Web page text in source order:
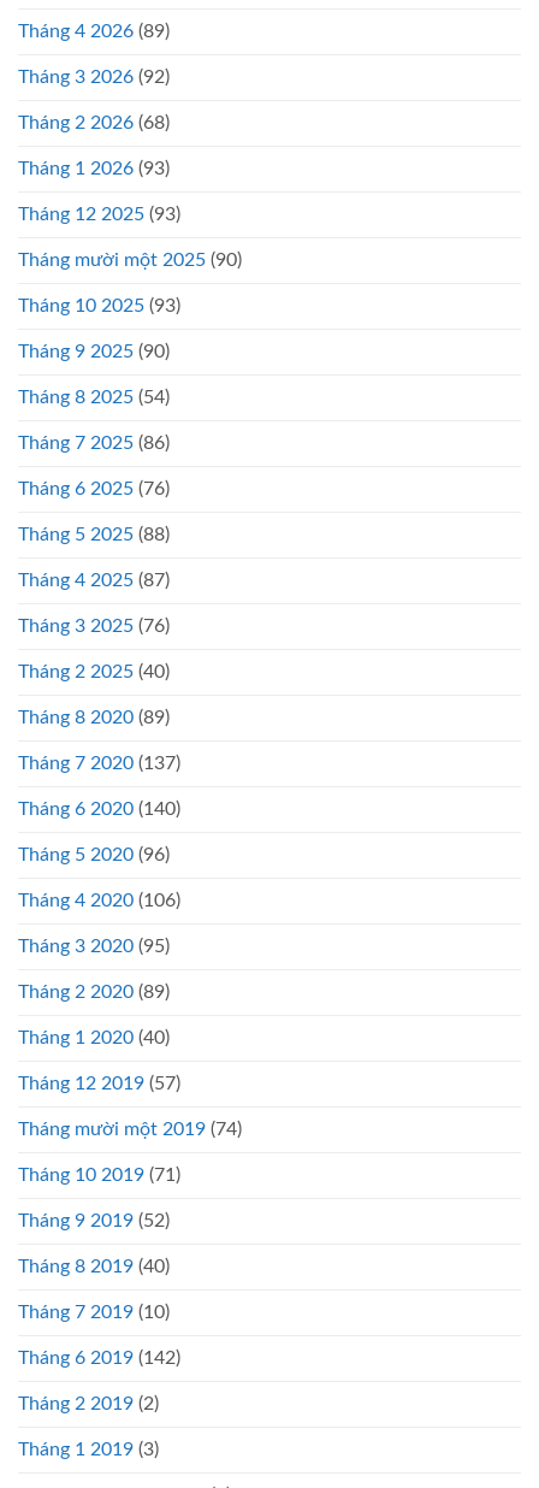
Tháng 4 2026 (89)
Tháng 3 2026 (92)
Tháng 2 2026 (68)
Tháng 1 2026 (93)
Tháng 12 2025 (93)
Tháng mười một 2025 (90)
Tháng 10 2025 (93)
Tháng 9 2025 (90)
Tháng 8 2025 (54)
Tháng 7 2025 (86)
Tháng 6 2025 (76)
Tháng 5 2025 (88)
Tháng 4 2025 (87)
Tháng 3 2025 (76)
Tháng 2 2025 (40)
Tháng 8 2020 (89)
Tháng 7 2020 (137)
Tháng 6 2020 (140)
Tháng 5 2020 (96)
Tháng 4 2020 (106)
Tháng 3 2020 (95)
Tháng 2 2020 (89)
Tháng 1 2020 (40)
Tháng 12 2019 (57)
Tháng mười một 2019 (74)
Tháng 10 2019 (71)
Tháng 9 2019 (52)
Tháng 8 2019 (40)
Tháng 7 2019 (10)
Tháng 6 2019 (142)
Tháng 2 2019 (2)
Tháng 1 2019 (3)